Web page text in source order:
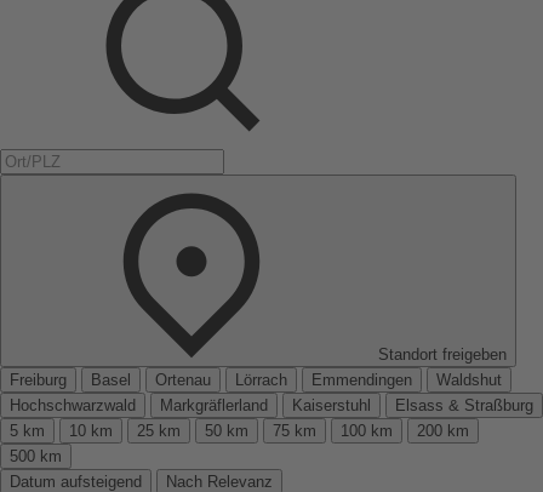
Standort freigeben
Freiburg
Basel Ortenau Lörrach Emmendingen
Waldshut
Hochschwarzwald
Markgräflerland Kaiserstuhl
Elsass & Straßburg
5 km
10 km 25 km 50 km 75 km 100 km
200 km
500 km
Datum aufsteigend
Nach Relevanz